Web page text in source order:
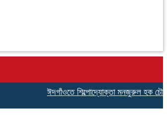
ঈদগাঁওতে শিল্পোদ্যোক্তা মনজুরুল হক চৌধুরীর